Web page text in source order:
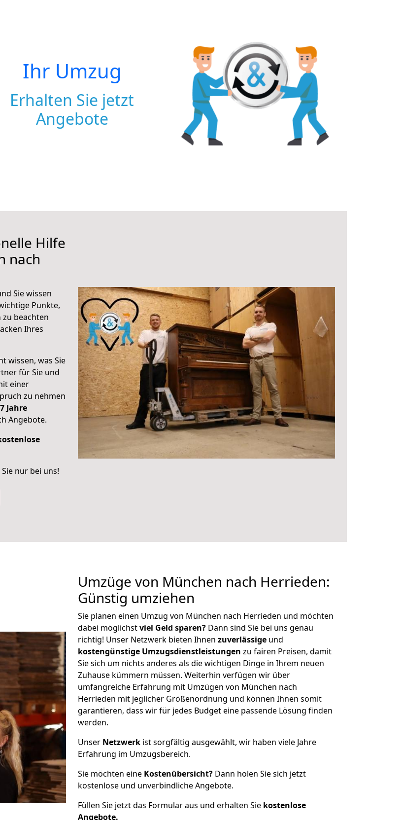
Ihr Umzug
Erhalten Sie jetzt
Angebote
Hilfe
nach
Sie wissen
Punkte,
beachten
Ihres
wissen, was Sie
für Sie und
einer
zu nehmen
Jahre
Angebote.
nur bei uns!
Umzüge von München nach Herrieden:
Günstig umziehen
Sie planen einen Umzug von München nach Herrieden und möchten
dabei möglichstviel Geld sparen? Dann sind Sie bei uns genau
richtig! Unser Netzwerk bieten Ihnen zuverlässige und
kostengünstige Umzugsdienstleistungen zu fairen Preisen, damit
Sie sich um nichts anderes als die wichtigen Dinge in Ihrem neuen
Zuhause kümmern müssen. Weiterhin verfügen wir über
umfangreiche Erfahrung mit Umzügen von München nach
Herrieden mit jeglicher Größenordnung und können Ihnen somit
garantieren, dass wir für jedes Budget eine passende Lösung finden
werden.
Unser Netzwerk ist sorgfältig ausgewählt, wir haben viele Jahre
Erfahrung im Umzugsbereich.
Sie möchten eine Kostenübersicht? Dann holen Sie sich jetzt
kostenlose und unverbindliche Angebote.
Füllen Sie jetzt das Formular aus und erhalten Sie kostenlose
Angebote.